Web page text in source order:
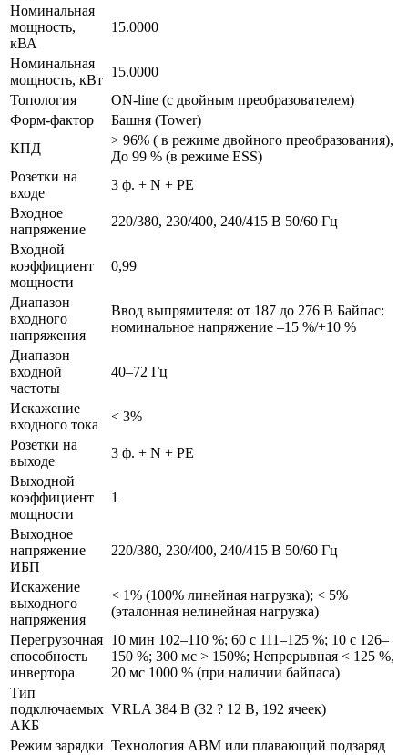
Номинальная
мощность,
кВА
15.0000
Номинальная
мощность, кВт
15.0000
Топология
ON-line (с двойным преобразователем)
Форм-фактор
Башня (Tower)
КПД
> 96% ( в режиме двойного преобразования),
До 99 % (в режиме ESS)
Розетки на
входе
3 ф. + N + PE
Входное
напряжение
220/380, 230/400, 240/415 В 50/60 Гц
Входной
коэффициент
мощности
0,99
Диапазон
входного
напряжения
Ввод выпрямителя: от 187 до 276 В Байпас:
номинальное напряжение –15 %/+10 %
Диапазон
входной
частоты
40–72 Гц
Искажение
входного тока
< 3%
Розетки на
выходе
3 ф. + N + PE
Выходной
коэффициент
мощности
1
Выходное
напряжение
ИБП
220/380, 230/400, 240/415 В 50/60 Гц
Искажение
выходного
напряжения
< 1% (100% линейная нагрузка); < 5%
(эталонная нелинейная нагрузка)
Перегрузочная
способность
инвертора
10 мин 102–110 %; 60 с 111–125 %; 10 с 126–
150 %; 300 мс > 150%; Непрерывная < 125 %,
20 мс 1000 % (при наличии байпаса)
Тип
подключаемых
АКБ
VRLA 384 В (32 ? 12 В, 192 ячеек)
Режим зарядки Технология ABM или плавающий подзаряд